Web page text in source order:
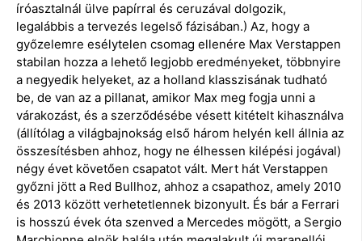
íróasztalnál ülve papírral és ceruzával dolgozik,
legalábbis a tervezés legelső fázisában.) Az, hogy a
győzelemre esélytelen csomag ellenére Max Verstappen
stabilan hozza a lehető legjobb eredményeket, többnyire
a negyedik helyeket, az a holland klasszisának tudható
be, de van az a pillanat, amikor Max meg fogja unni a
várakozást, és a szerződésébe vésett kitételt kihasználva
(állítólag a világbajnokság első három helyén kell állnia az
összesítésben ahhoz, hogy ne élhessen kilépési jogával)
négy évet követően csapatot vált. Mert hát Verstappen
győzni jött a Red Bullhoz, ahhoz a csapathoz, amely 2010
és 2013 között verhetetlennek bizonyult. És bár a Ferrari
is hosszú évek óta szenved a Mercedes mögött, a Sergio